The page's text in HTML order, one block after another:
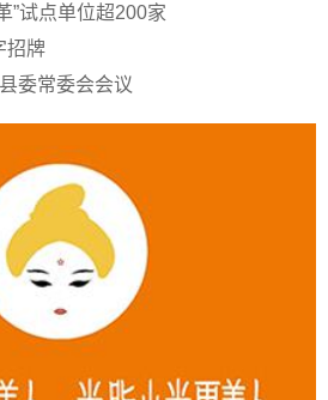
”试点单位超200家
招牌
委常委会会议